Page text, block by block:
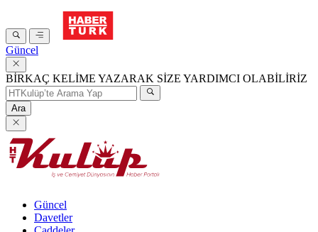
Güncel
BİRKAÇ KELİME YAZARAK SİZE YARDIMCI OLABİLİRİZ
Ara
Güncel
Davetler